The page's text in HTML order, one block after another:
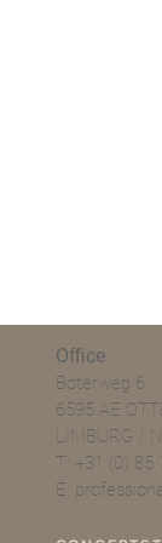
Office
Boterweg 6
6595 AE
LIMBURG /
T: +31 (0) 85
E: